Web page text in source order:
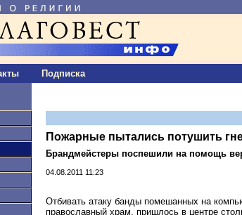
Подписка
Пожарные пытались потушить
Брандмейстеры поспешили на помощь
04.08.2011 11:23
Отбивать атаку банды помешанных на
православный храм, пришлось в центре